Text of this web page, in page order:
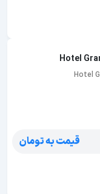
Hotel
Hotel
قیمت به تومان